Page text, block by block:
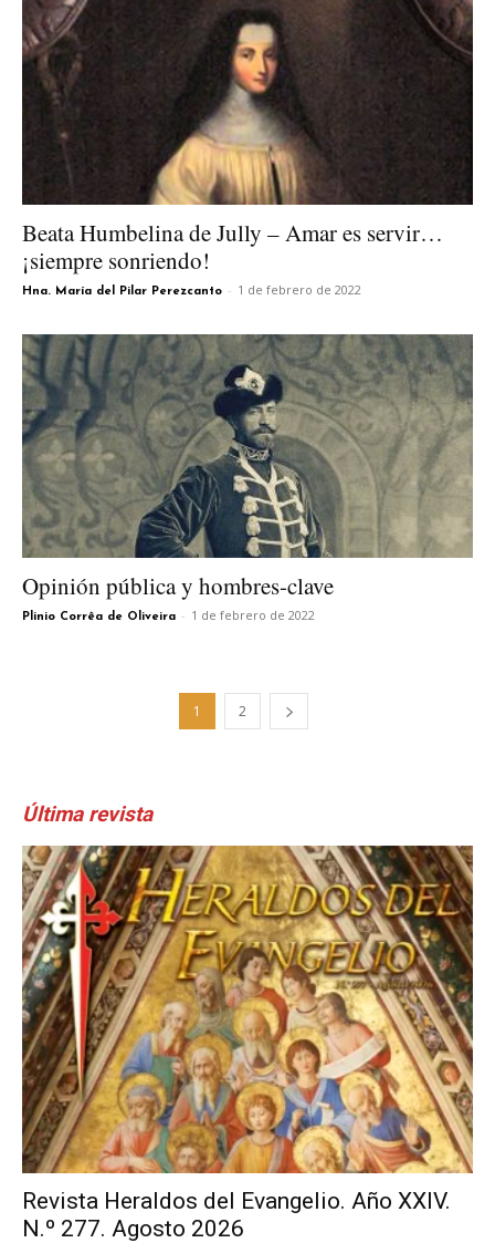
Beata Humbelina de Jully – Amar es servir…
¡siempre sonriendo!
Hna. María del Pilar Perezcanto - 1 de febrero de 2022
Opinión pública y hombres-clave
Plinio Corrêa de Oliveira - 1 de febrero de 2022
1 2
Última revista
Revista Heraldos del Evangelio. Año XXIV.
N.º 277. Agosto 2026